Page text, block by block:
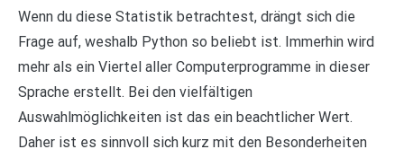
Wenn du diese Statistik betrachtest, drängt sich die
Frage auf, weshalb Python so beliebt ist. Immerhin wird
mehr als ein Viertel aller Computerprogramme in dieser
Sprache erstellt. Bei den vielfältigen
Auswahlmöglichkeiten ist das ein beachtlicher Wert.
Daher ist es sinnvoll sich kurz mit den Besonderheiten